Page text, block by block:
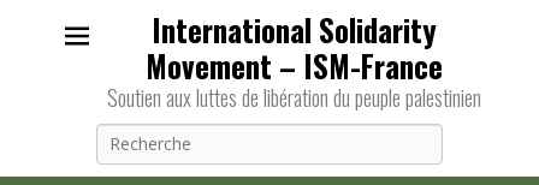
International Solidarity
Movement – ISM-France
Soutien aux luttes de libération du peuple palestinien